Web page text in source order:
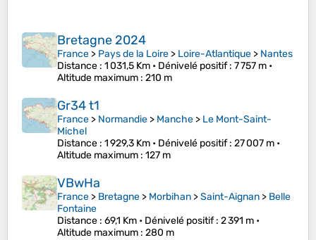
Bretagne 2024
France > Pays de la Loire > Loire-Atlantique > Nantes
Distance : 1 031,5 Km • Dénivelé positif: 7 757 m •
Altitude maximum : 210 m
Gr34 t1
France > Normandie > Manche > Le Mont-Saint-
Michel
Distance : 1 929,3 Km • Dénivelé positif: 27 007 m •
Altitude maximum : 127 m
VBwHa
France > Bretagne > Morbihan >Saint-Aignan > Belle
Fontaine
Distance : 69,1 Km • Dénivelé positif: 2 391 m •
Altitude maximum : 280 m